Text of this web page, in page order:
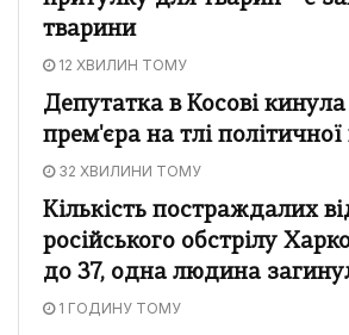
тварини
12 ХВИЛИН ТОМУ
Депутатка в Косові
прем'єра на тлі
32 ХВИЛИНИ ТОМУ
Кількість постраждалих
російського обстрілу
до 37, одна людина
1 ГОДИНУ ТОМУ